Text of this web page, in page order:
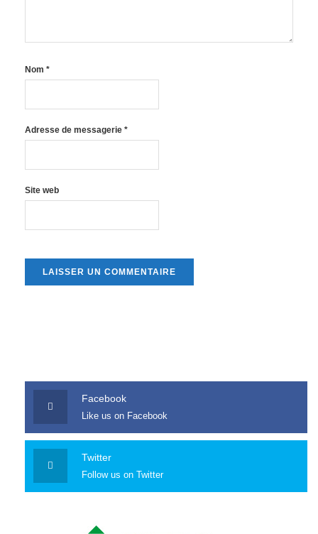
Nom *
Adresse de messagerie *
Site web
Facebook
Like us on Facebook
Twitter
Follow us on Twitter